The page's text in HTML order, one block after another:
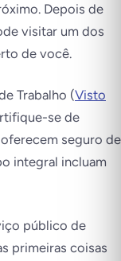
Depois de
visitar um dos
de você.
Trabalho (Visto
se de
seguro de
integral incluam
público de
primeiras coisas